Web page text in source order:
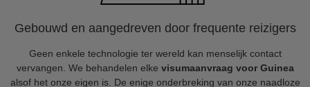
Gebouwd en aangedreven door frequente reizigers
Geen enkele technologie ter wereld kan menselijk contact
vervangen. We behandelen elke visumaanvraag voor Guinea
alsof het onze eigen is. De enige onderbreking van onze naadloze